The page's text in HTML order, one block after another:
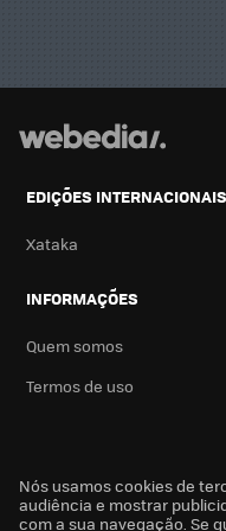
EDIÇÕES INTERNACIONAIS
Xataka
INFORMAÇÕES
Quem somos
Termos de uso
Nós usamos cookies de
audiência e mostrar
com a sua navegação. Se